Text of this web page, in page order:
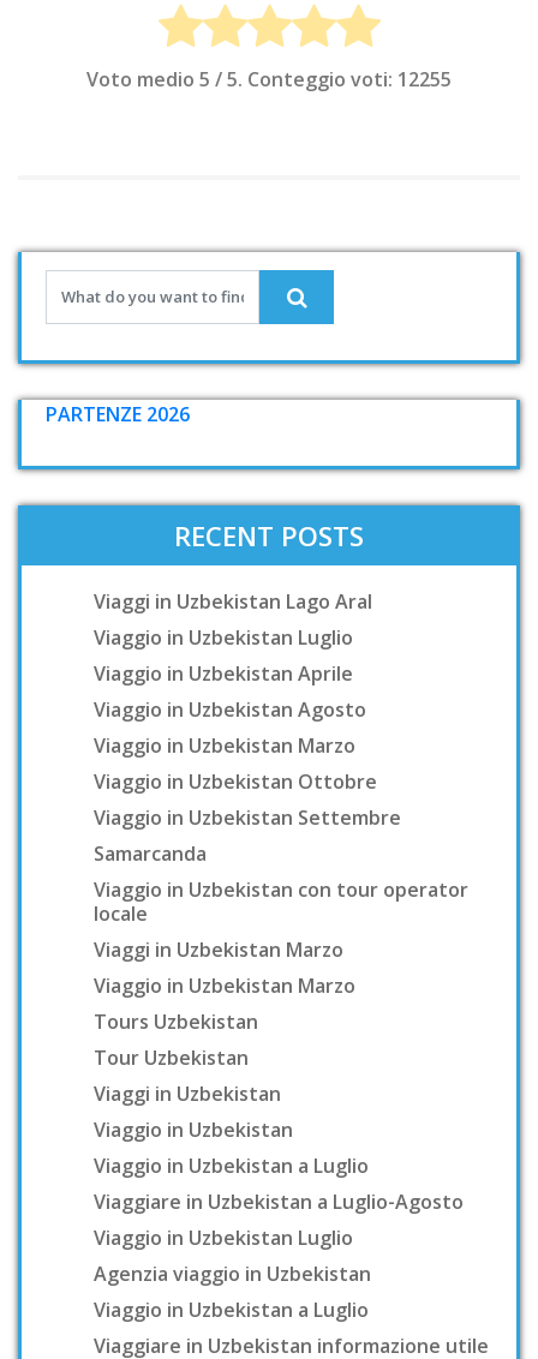
Voto medio 5 / 5. Conteggio voti: 12255
PARTENZE 2026
RECENT POSTS
Viaggi in Uzbekistan Lago Aral
Viaggio in Uzbekistan Luglio
Viaggio in Uzbekistan Aprile
Viaggio in Uzbekistan Agosto
Viaggio in Uzbekistan Marzo
Viaggio in Uzbekistan Ottobre
Viaggio in Uzbekistan Settembre
Samarcanda
Viaggio in Uzbekistan con tour operator
locale
Viaggi in Uzbekistan Marzo
Viaggio in Uzbekistan Marzo
Tours Uzbekistan
Tour Uzbekistan
Viaggi in Uzbekistan
Viaggio in Uzbekistan
Viaggio in Uzbekistan a Luglio
Viaggiare in Uzbekistan a Luglio-Agosto
Viaggio in Uzbekistan Luglio
Agenzia viaggio in Uzbekistan
Viaggio in Uzbekistan a Luglio
Viaggiare in Uzbekistan informazione utile